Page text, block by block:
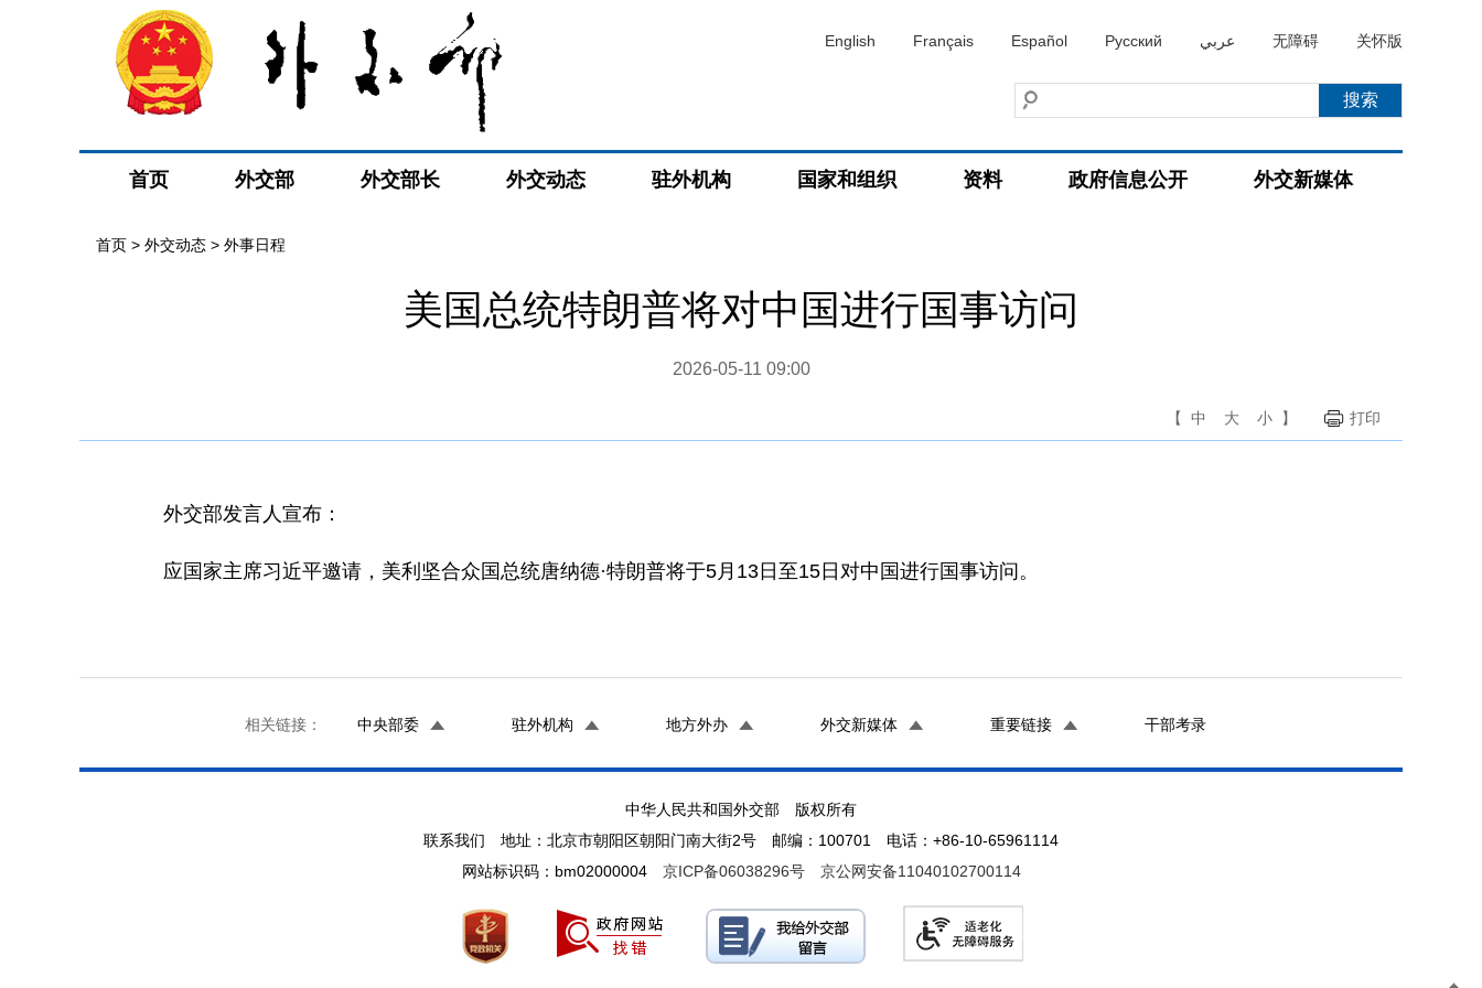
English Français Español Русский عربي 无障碍 关怀版
首页 外交部 外交部长 外交动态 驻外机构 国家和组织 资料 政府信息公开 外交新媒体
首页 > 外交动态 > 外事日程
美国总统特朗普将对中国进行国事访问
2026-05-11 09:00
【 中 大 小 】 打印
外交部发言人宣布：
应国家主席习近平邀请，美利坚合众国总统唐纳德·特朗普将于5月13日至15日对中国进行国事访问。
相关链接： 中央部委 驻外机构 地方外办 外交新媒体 重要链接 干部考录
中华人民共和国外交部 版权所有
联系我们 地址：北京市朝阳区朝阳门南大街2号 邮编：100701 电话：+86-10-65961114
网站标识码：bm02000004 京ICP备06038296号 京公网安备11040102700114